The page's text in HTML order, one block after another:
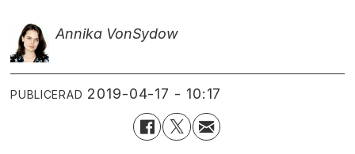
Annika VonSydow
PUBLICERAD 2019-04-17 - 10:17